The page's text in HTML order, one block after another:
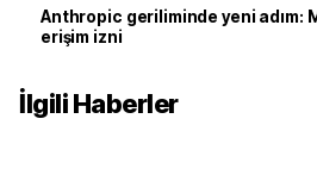
Anthropic geriliminde yeni adım:
erişim izni
İlgili Haberler